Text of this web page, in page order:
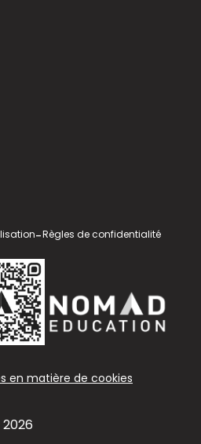
-Règles de confidentialité
en matière de cookies